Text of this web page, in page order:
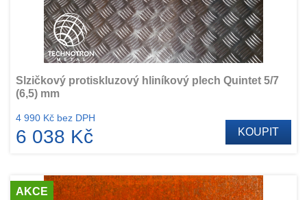
Slzičkový protiskluzový hliníkový plech Quintet 5/7
(6,5) mm
4 990 Kč bez DPH
6 038 Kč KOUPIT
AKCE